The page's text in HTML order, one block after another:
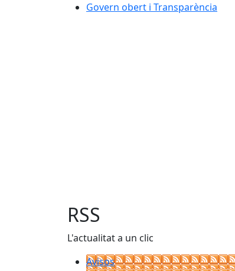
Govern obert i Transparència
RSS
L'actualitat a un clic
Avisos